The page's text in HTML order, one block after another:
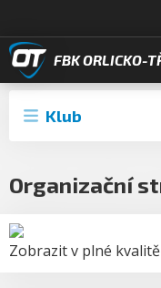
FBK ORLICKO-
Klub
Organizační
Zobrazit v plné kvalitě